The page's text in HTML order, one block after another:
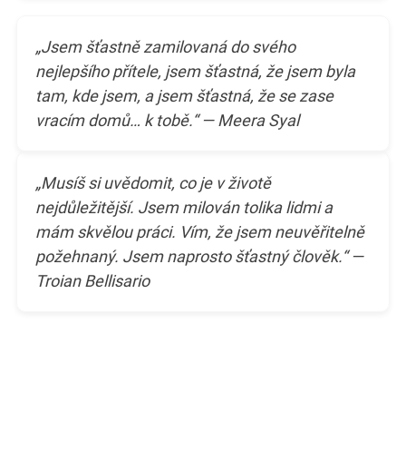
„Jsem šťastně zamilovaná do svého
nejlepšího přítele, jsem šťastná, že jsem byla
tam, kde jsem, a jsem šťastná, že se zase
vracím domů… k tobě.“ — Meera Syal
„Musíš si uvědomit, co je v životě
nejdůležitější. Jsem milován tolika lidmi a
mám skvělou práci. Vím, že jsem neuvěřitelně
požehnaný. Jsem naprosto šťastný člověk.“ —
Troian Bellisario